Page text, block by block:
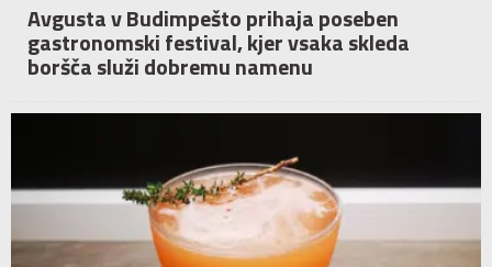
Avgusta v Budimpešto prihaja poseben
gastronomski festival, kjer vsaka skleda
boršča služi dobremu namenu